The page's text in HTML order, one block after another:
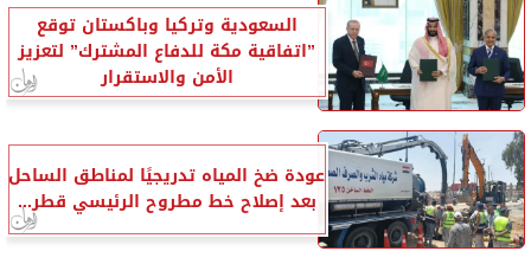
السعودية وتركيا وباكستان توقع
”اتفاقية مكة للدفاع المشترك” لتعزيز
الأمن والاستقرار
عودة ضخ المياه تدريجيًا لمناطق الساحل
بعد إصلاح خط مطروح الرئيسي قطر...